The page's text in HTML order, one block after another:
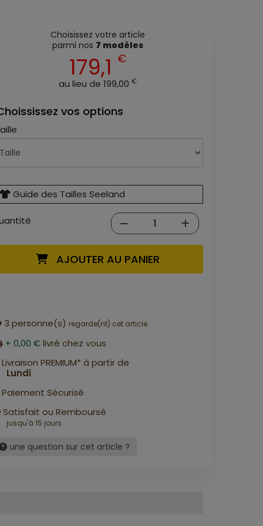
Choisissez votre article
parmi nos 7 modèles
179,1 €
au lieu de 199,00 €
vos options
Guide des Tailles Seeland
AJOUTER AU PANIER
3 personne(s) regarde(nt) cet article
+ 0,00 €livré chez vous
Livraison PREMIUM* à partir de
Lundi
Paiement Sécurisé
Satisfait ou Remboursé
jusqu'à 15 jours
une question sur cet article ?